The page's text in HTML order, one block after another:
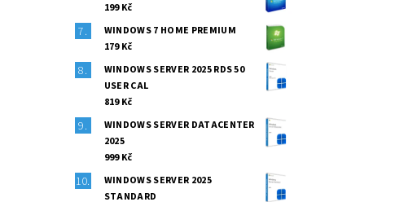
199 Kč
WINDOWS 7 HOME PREMIUM
179 Kč
WINDOWS SERVER 2025 RDS 50
USER CAL
819 Kč
WINDOWS SERVER DATACENTER
2025
999 Kč
WINDOWS SERVER 2025
STANDARD